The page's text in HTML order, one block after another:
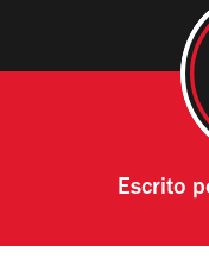
Escrito